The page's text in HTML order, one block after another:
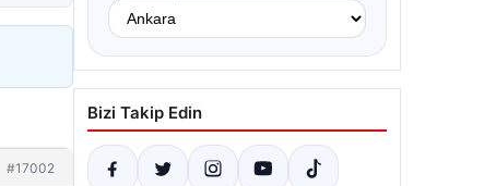
#17002
Bizi Takip Edin